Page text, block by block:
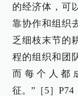
的经济体，可
靠协作和组织
乏细枝末节的
程的组织和团
而每个人都
征。”［5］P74